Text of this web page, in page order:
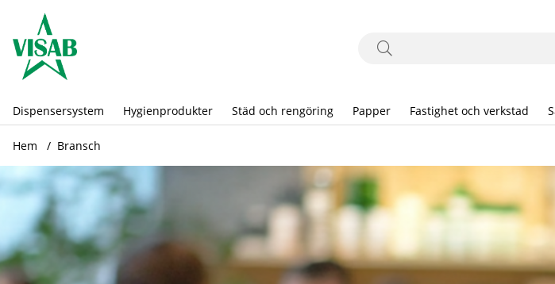
Dispensersystem Hygienprodukter Städ och rengöring Papper Fastighet och verkstad
Hem Bransch